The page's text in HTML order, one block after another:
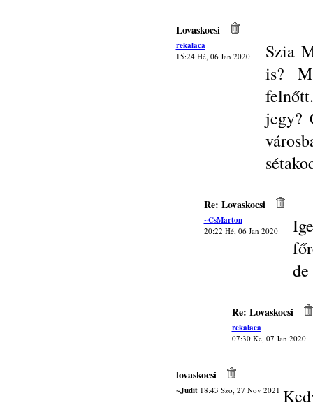
Lovaskocsi
rekalaca
15:24 Hé, 06 Jan 2020
Szia
is?
jegy?
Re: Lovaskocsi
~CsMarton
20:22 Hé, 06 Jan 2020
Re: Lovaskocsi
rekalaca
07:30 Ke, 07 Jan 2020
lovaskocsi
~Judit18:43 Szo, 27 Nov 2021